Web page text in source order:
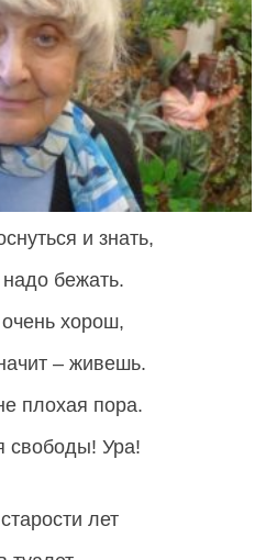
и знать,
бежать.
хорош,
– живешь.
плохая пора.
свободы! Ура!
лет